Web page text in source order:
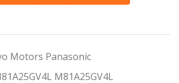
Motors Panasonic
M81A25GV4L